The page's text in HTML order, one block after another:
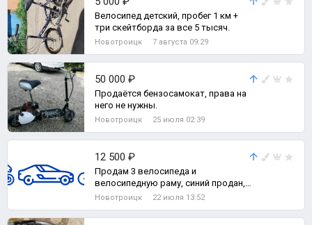
Велосипед детский, пробег 1 км +
три скейтборда за все 5 тысяч.
Новотроицк 7 августа 09:29
50 000 ₽
Продаётся бензосамокат, права на
него не нужны.
Новотроицк 25 июля 02:39
12 500 ₽
Продам 3 велосипеда и
велосипедную раму, синий продан,
остались советские За все -8500.
Новотроицк 22 июля 13:52